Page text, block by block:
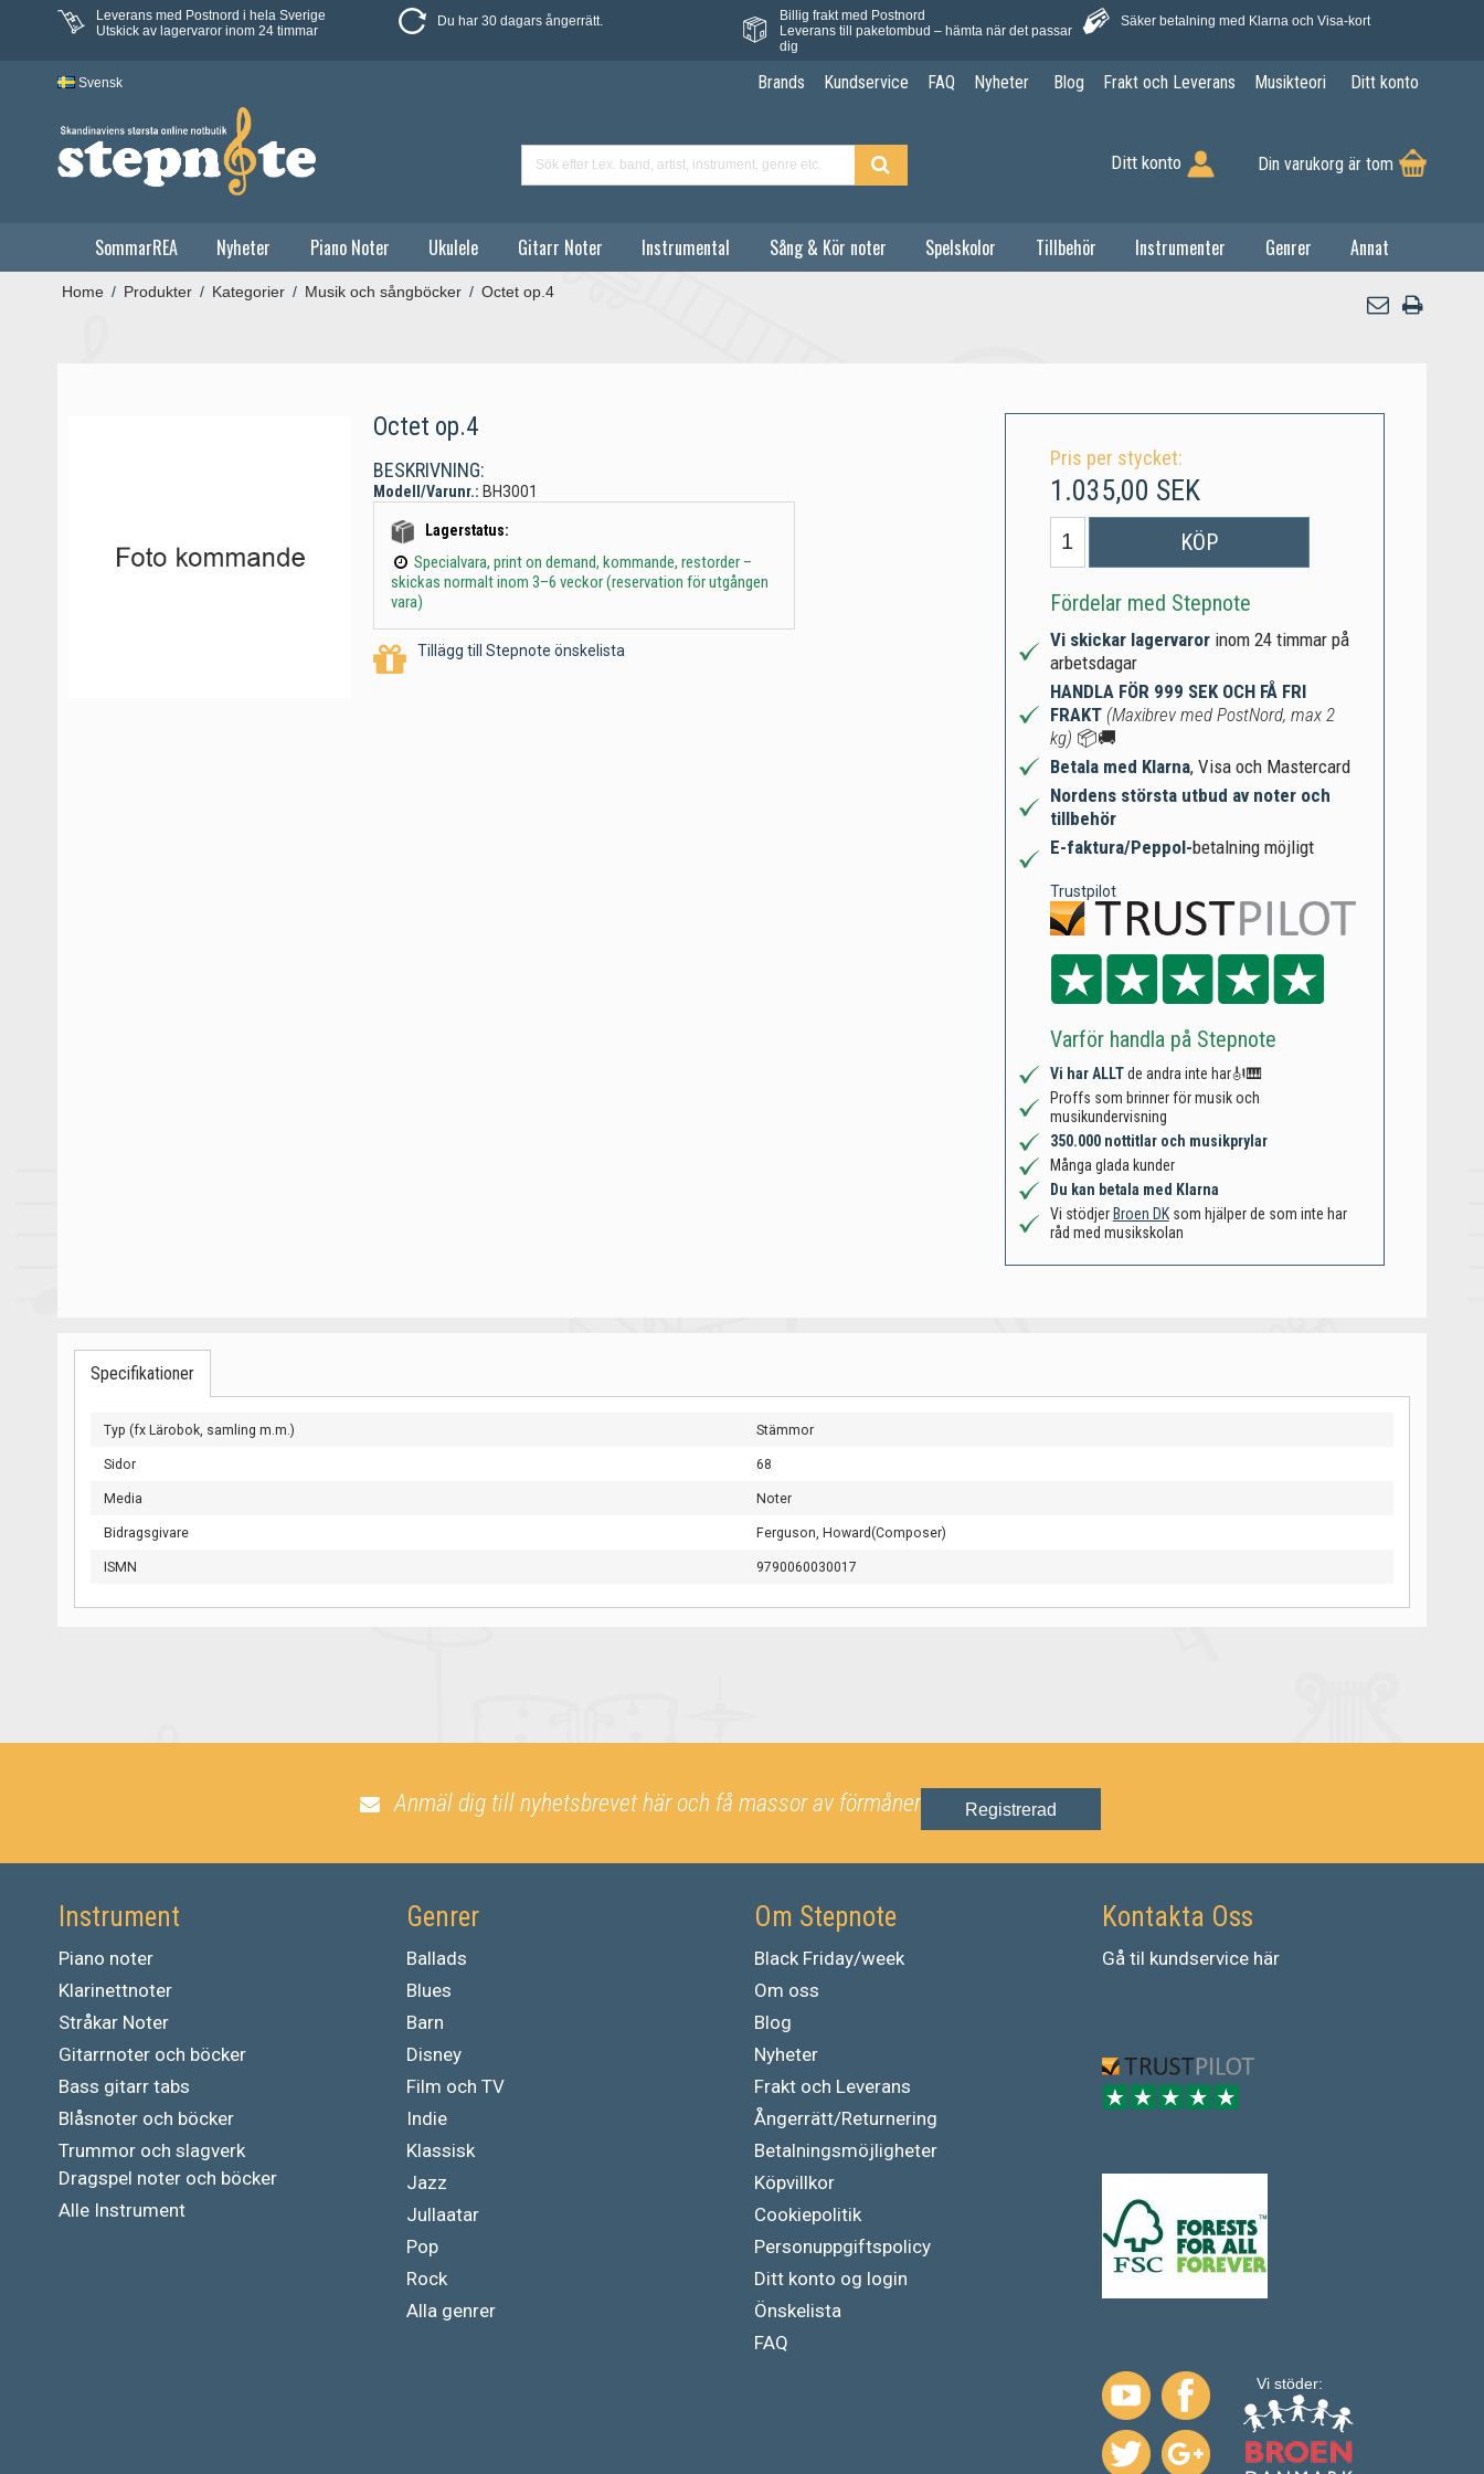
Leverans med Postnord i hela Sverige
Utskick av lagervaror inom 24 timmar
Du har 30 dagars ångerrätt.
Billig frakt med Postnord
Leverans till paketombud – hämta när det passar
dig
Säker betalning med Klarna och Visa-kort
Svensk Brands Kundservice FAQ Nyheter Blog Frakt och Leverans Musikteori Ditt konto
Ditt konto Din varukorg är tom
SommarREA Nyheter Piano Noter Ukulele Gitarr Noter Instrumental Sång & Kör noter Spelskolor Tillbehör Instrumenter Genrer Annat
Home / Produkter / Kategorier / Musik och sångböcker / Octet op.4
Octet op.4
BESKRIVNING:
Modell/Varunr.: BH3001
Lagerstatus:
Specialvara, print on demand, kommande, restorder –
skickas normalt inom 3–6 veckor (reservation för utgången
vara)
Tillägg till Stepnote önskelista
Pris per stycket:
1.035,00 SEK
KÖP
Fördelar med Stepnote
Vi skickar lagervaror inom 24 timmar på
arbetsdagar
HANDLA FÖR 999 SEK OCH FÅ FRI
FRAKT (Maxibrev med PostNord, max 2
kg) 📦🚚
Betala med Klarna, Visa och Mastercard
Nordens största utbud av noter och
tillbehör
E-faktura/Peppol-betalning möjligt
Trustpilot
Varför handla på Stepnote
Vi har ALLTde andra inte har🎻🎹
Proffs som brinner för musik och
musikundervisning
350.000 nottitlar och musikprylar
Många glada kunder
Du kan betala med Klarna
Vi stödjer Broen DKsom hjälper de som inte har
råd med musikskolan
Specifikationer
Typ (fx Lärobok, samling m.m.) Stämmor
Sidor 68
Media Noter
Bidragsgivare Ferguson, Howard(Composer)
ISMN 9790060030017
Anmäl dig till nyhetsbrevet här och få massor av förmåner Registrerad
Instrument
Piano noter
Klarinettnoter
Stråkar Noter
Gitarrnoter och böcker
Bass gitarr tabs
Blåsnoter och böcker
Trummor och slagverk
Dragspel noter och böcker
Alle Instrument
Genrer
Ballads
Blues
Barn
Disney
Film och TV
Indie
Klassisk
Jazz
Jullaatar
Pop
Rock
Alla genrer
Om Stepnote
Black Friday/week
Om oss
Blog
Nyheter
Frakt och Leverans
Ångerrätt/Returnering
Betalningsmöjligheter
Köpvillkor
Cookiepolitik
Personuppgiftspolicy
Ditt konto og login
Önskelista
FAQ
Kontakta Oss
Gå til kundservice här
Vi stöder: